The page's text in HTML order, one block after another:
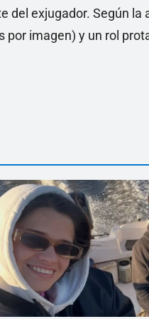
exjugador. Según la
imagen) y un rol